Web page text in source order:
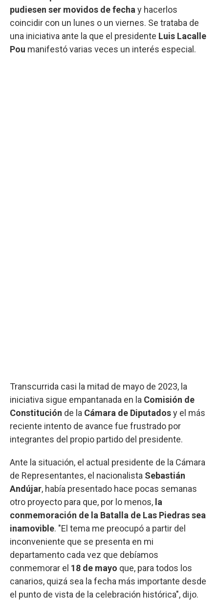
pudiesen ser movidos de fecha y hacerlos
coincidir con un lunes o un viernes. Se trataba de
una iniciativa ante la que el presidente Luis Lacalle
Pou manifestó varias veces un interés especial.
Transcurrida casi la mitad de mayo de 2023, la
iniciativa sigue empantanada en la Comisión de
Constitución de la Cámara de Diputadosy el más
reciente intento de avance fue frustrado por
integrantes del propio partido del presidente.
Ante la situación, el actual presidente de la Cámara
de Representantes, el nacionalista Sebastián
Andújar, había presentado hace pocas semanas
otro proyecto para que, por lo menos, la
conmemoración de la Batalla de Las Piedras sea
inamovible. "El tema me preocupó a partir del
inconveniente que se presenta en mi
departamento cada vez que debíamos
conmemorar el 18 de mayo que, para todos los
canarios, quizá sea la fecha más importante desde
el punto de vista de la celebración histórica", dijo.